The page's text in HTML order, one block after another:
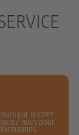
par le CPF?
nous pour